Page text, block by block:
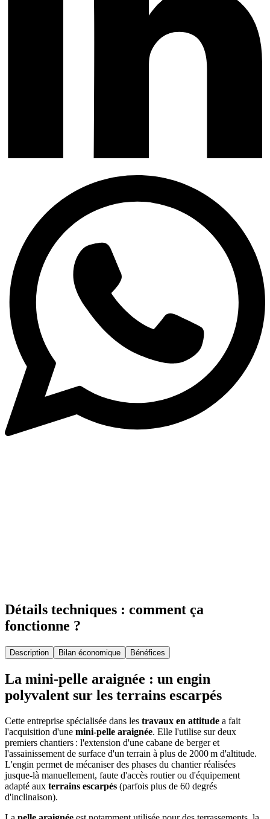
Détails techniques : comment ça
fonctionne ?
Description Bilan économique Bénéfices
La mini-pelle araignée : un engin
polyvalent sur les terrains escarpés
Cette entreprise spécialisée dans les travaux en attitude a fait
l'acquisition d'une mini-pelle araignée. Elle l'utilise sur deux
premiers chantiers : l'extension d'une cabane de berger et
l'assainissement de surface d'un terrain à plus de 2000 m d'altitude.
L'engin permet de mécaniser des phases du chantier réalisées
jusque-là manuellement, faute d'accès routier ou d'équipement
adapté aux terrains escarpés (parfois plus de 60 degrés
d'inclinaison).